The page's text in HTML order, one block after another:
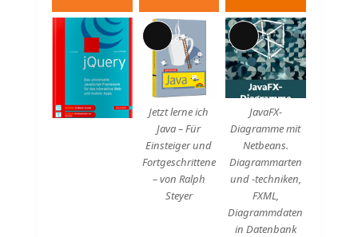
Lange
Beschreibung
Jetzt lerne ich
Java – Für
Einsteiger und
Fortgeschrittene
– von Ralph
Steyer
Lange
Beschreibung
JavaFX-
Diagramme mit
Netbeans.
Diagrammarten
und -techniken,
FXML,
Diagrammdaten
in Datenbank